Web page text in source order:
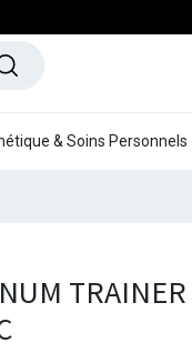
& Soins Personnels